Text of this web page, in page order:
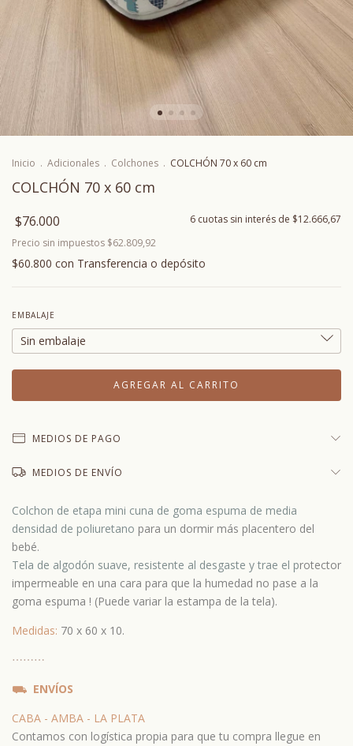
Inicio . Adicionales . Colchones . COLCHÓN 70 x 60 cm
COLCHÓN 70 x 60 cm
$76.000 6 cuotas sin interés de $12.666,67
Precio sin impuestos $62.809,92
$60.800 con Transferencia o depósito
EMBALAJE
MEDIOS DE PAGO
MEDIOS DE ENVÍO
Colchon de etapa mini cuna de goma espuma de media
densidad de poliuretano para un dormir más placentero del
bebé.
Tela de algodón suave, resistente al desgaste y trae el protector
impermeable en una cara para que la humedad no pase a la
goma espuma ! (Puede variar la estampa de la tela).
Medidas: 70 x 60 x 10.
⋯⋯⋯
⛟ ENVÍOS
CABA - AMBA - LA PLATA
Contamos con logística propia para que tu compra llegue en